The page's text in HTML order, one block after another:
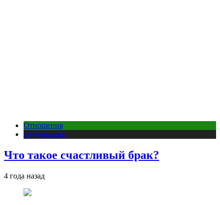
Отношения
Публикации
Что такое счастливый брак?
4 года назад